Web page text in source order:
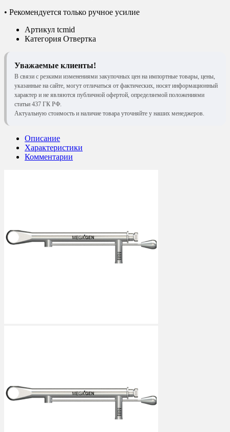
• Рекомендуется только ручное усилие
Артикул tcmid
Категория Отвертка
Уважаемые клиенты!
В связи с резкими изменениями закупочных цен на импортные товары, цены,
указанные на сайте, могут отличаться от фактических, носят информационный
характер и не являются публичной офертой, определяемой положениями
статьи 437 ГК РФ.
Актуальную стоимость и наличие товара уточняйте у наших менеджеров.
Описание
Характеристики
Комментарии